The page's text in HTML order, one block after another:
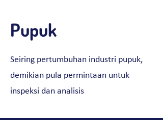
Pupuk
Seiring pertumbuhan industri pupuk,
demikian pula permintaan untuk
inspeksi dan analisis